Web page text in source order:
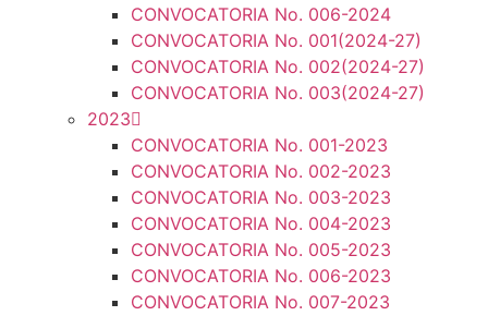
CONVOCATORIA No. 006-2024
CONVOCATORIA No. 001(2024-27)
CONVOCATORIA No. 002(2024-27)
CONVOCATORIA No. 003(2024-27)
2023
CONVOCATORIA No. 001-2023
CONVOCATORIA No. 002-2023
CONVOCATORIA No. 003-2023
CONVOCATORIA No. 004-2023
CONVOCATORIA No. 005-2023
CONVOCATORIA No. 006-2023
CONVOCATORIA No. 007-2023